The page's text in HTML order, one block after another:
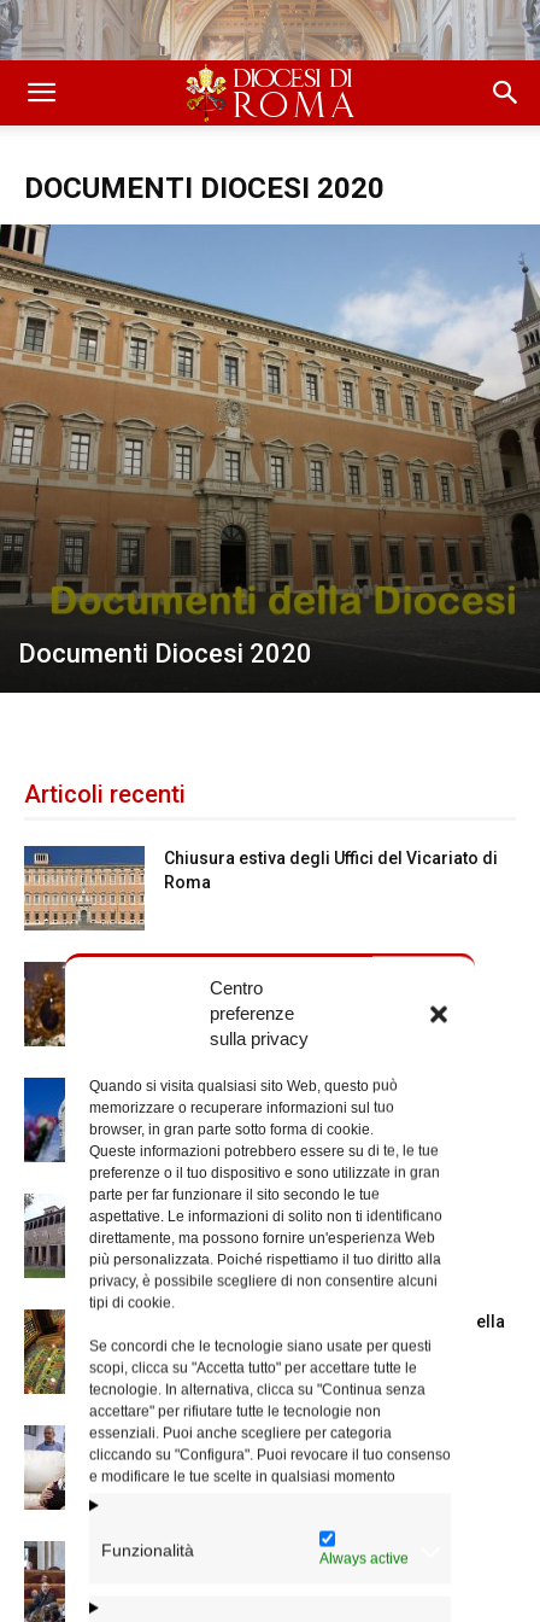
Centro
preferenze
sulla privacy
Quando si visita qualsiasi sito Web, questo può
memorizzare o recuperare informazioni sul tuo
browser, in gran parte sotto forma di cookie.
Queste informazioni potrebbero essere su di te, le tue
preferenze o il tuo dispositivo e sono utilizzate in gran
parte per far funzionare il sito secondo le tue
aspettative. Le informazioni di solito non ti identificano
direttamente, ma possono fornire un'esperienza Web
più personalizzata. Poiché rispettiamo il tuo diritto alla
privacy, è possibile scegliere di non consentire alcuni
tipi di cookie.
Se concordi che le tecnologie siano usate per questi
scopi, clicca su "Accetta tutto" per accettare tutte le
tecnologie. In alternativa, clicca su "Continua senza
accettare" per rifiutare tutte le tecnologie non
essenziali. Puoi anche scegliere per categoria
cliccando su "Configura". Puoi revocare il tuo consenso
e modificare le tue scelte in qualsiasi momento
Funzionalità Always active
DOCUMENTI DIOCESI 2020
Documenti Diocesi 2020
Articoli recenti
Chiusura estiva degli Uffici del Vicariato di
Roma
Maggiore
Dal 28 al 31 agosto il pellegrinaggio
diocesano a Lourdes
La Giornata mondiale dei nonni e degli
anziani: l’omelia del cardinale...
Azzardo: a Termini il centro d’ascolto della
Caritas
A San Saba la Messa per la Giornata dei
nonni e...
Dichiarazione di Roma, l’intervento del